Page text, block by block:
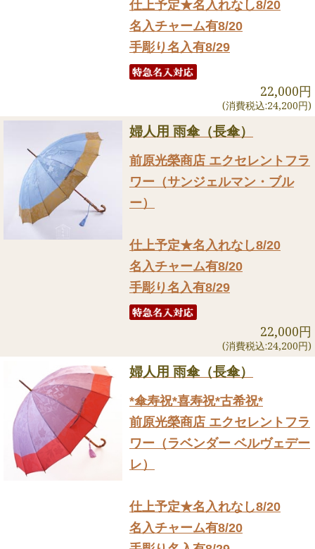
仕上予定★名入れなし8/20
名入チャーム有8/20
手彫り名入有8/29
22,000円
(消費税込:24,200円)
婦人用 雨傘（長傘）
前原光榮商店 エクセレントフラ
ワー（サンジェルマン・ブル
ー）
仕上予定★名入れなし8/20
名入チャーム有8/20
手彫り名入有8/29
22,000円
(消費税込:24,200円)
婦人用 雨傘（長傘）
*傘寿祝*喜寿祝*古希祝*
前原光榮商店 エクセレントフラ
ワー（ラベンダー ベルヴェデー
レ）
仕上予定★名入れなし8/20
名入チャーム有8/20